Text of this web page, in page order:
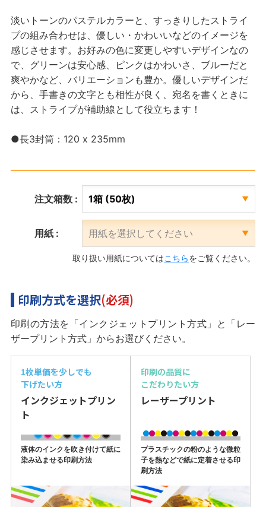
淡いトーンのパステルカラーと、すっきりしたストライ
プの組み合わせは、優しい・かわいいなどのイメージを
感じさせます。お好みの色に変更しやすいデザインなの
で、グリーンは安心感、ピンクはかわいさ、ブルーだと
爽やかなど、バリエーションも豊か。優しいデザインだ
から、手書きの文字とも相性が良く、宛名を書くときに
は、ストライプが補助線として役立ちます！
●長3封筒：120 x 235mm
注文箱数 :
用紙 :
取り扱い用紙についてはこちらをご覧ください。
印刷方式を選択(必須)
印刷の方法を「インクジェットプリント方式」と「レー
ザープリント方式」からお選びください。
1枚単価を少しでも
下げたい方
インクジェットプリン
ト
液体のインクを吹き付けて紙に
染み込ませる印刷方法
印刷の品質に
こだわりたい方
レーザープリント
プラスチックの粉のような微粒
子を熱などで紙に定着させる印
刷方法